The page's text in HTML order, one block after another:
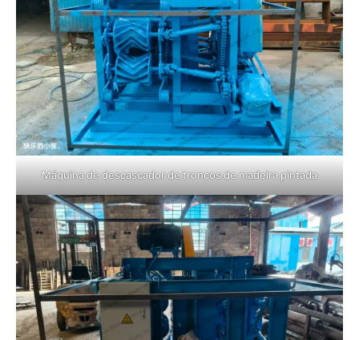
Máquina de descascador de troncos de madeira pintada